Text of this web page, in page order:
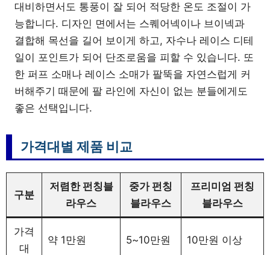
대비하면서도 통풍이 잘 되어 적당한 온도 조절이 가
능합니다. 디자인 면에서는 스퀘어넥이나 브이넥과
결합해 목선을 길어 보이게 하고, 자수나 레이스 디테
일이 포인트가 되어 단조로움을 피할 수 있습니다. 또
한 퍼프 소매나 레이스 소매가 팔뚝을 자연스럽게 커
버해주기 때문에 팔 라인에 자신이 없는 분들에게도
좋은 선택입니다.
가격대별 제품 비교
구분
저렴한 펀칭블
라우스
중가 펀칭
블라우스
프리미엄 펀칭
블라우스
가격
대
약 1만원 5~10만원 10만원 이상